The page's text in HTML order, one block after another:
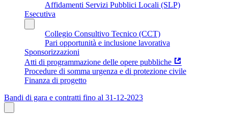
Affidamenti Servizi Pubblici Locali (SLP)
Esecutiva
Collegio Consultivo Tecnico (CCT)
Pari opportunità e inclusione lavorativa
Sponsorizzazioni
Atti di programmazione delle opere pubbliche
Procedure di somma urgenza e di protezione civile
Finanza di progetto
Bandi di gara e contratti fino al 31-12-2023